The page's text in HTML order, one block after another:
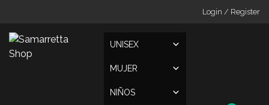
content
Login / Register
UNISEX
MUJER
NIÑOS